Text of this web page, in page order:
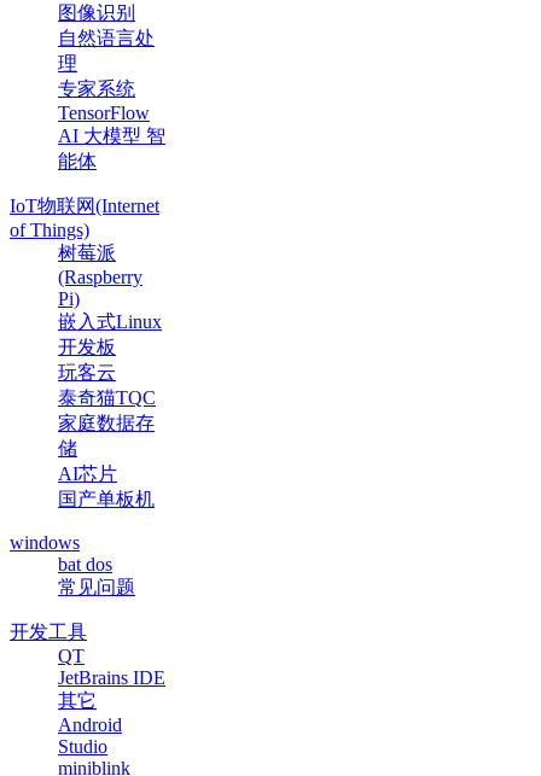
图像识别
自然语言处
理
专家系统
TensorFlow
AI 大模型 智
能体
IoT物联网(Internet
of Things)
树莓派
(Raspberry
Pi)
嵌入式Linux
开发板
玩客云
泰奇猫TQC
家庭数据存
储
AI芯片
国产单板机
windows
bat dos
常见问题
开发工具
QT
JetBrains IDE
其它
Android
Studio
miniblink